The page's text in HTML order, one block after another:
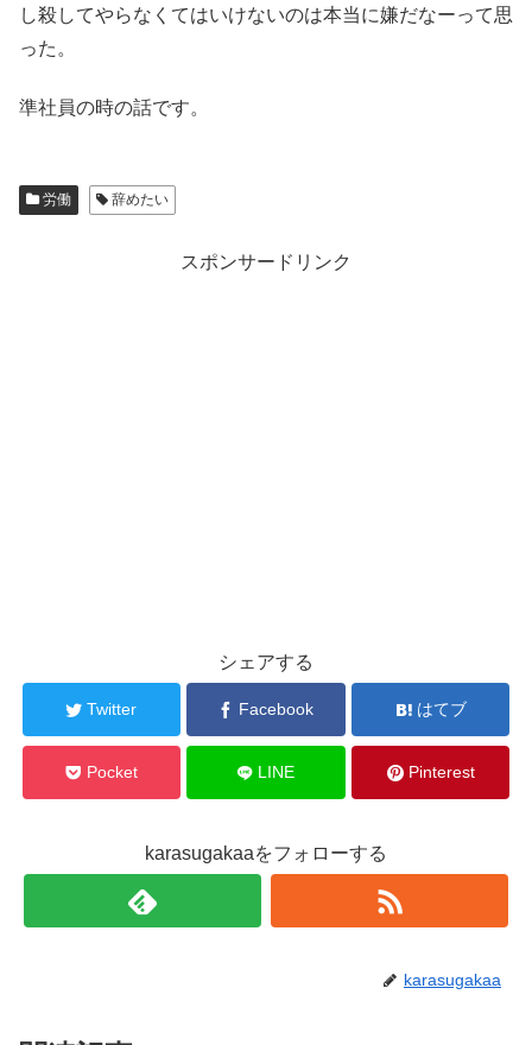
し殺してやらなくてはいけないのは本当に嫌だなーって思
った。
準社員の時の話です。
労働 辞めたい
スポンサードリンク
シェアする
Twitter Facebook はてブ
Pocket LINE Pinterest
karasugakaaをフォローする
karasugakaa